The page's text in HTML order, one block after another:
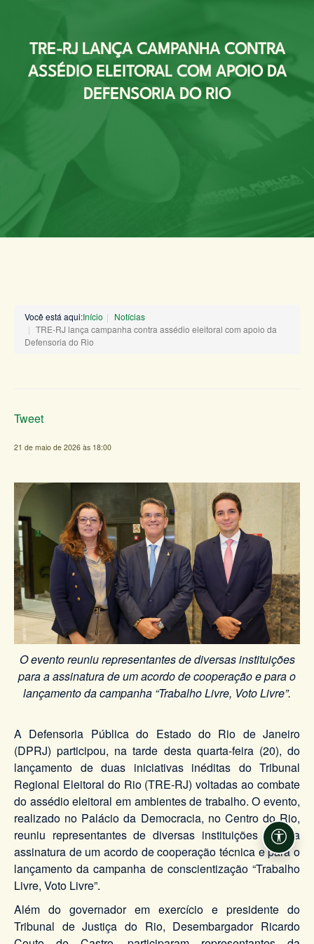
TRE-RJ LANÇA CAMPANHA CONTRA
ASSÉDIO ELEITORAL COM APOIO DA
DEFENSORIA DO RIO
Você está aqui:Início
Notícias
TRE-RJ lança campanha contra assédio eleitoral com apoio da
Defensoria do Rio
Tweet
21 de maio de 2026 às 18:00
O evento reuniu representantes de diversas instituições
para a assinatura de um acordo de cooperação e para o
lançamento da campanha “Trabalho Livre, Voto Livre”.
A Defensoria Pública do Estado do Rio de Janeiro
(DPRJ) participou, na tarde desta quarta-feira (20), do
lançamento de duas iniciativas inéditas do Tribunal
Regional Eleitoral do Rio (TRE-RJ) voltadas ao combate
do assédio eleitoral em ambientes de trabalho. O evento,
realizado no Palácio da Democracia, no Centro do Rio,
reuniu representantes de diversas instituições para a
assinatura de um acordo de cooperação técnica e para o
lançamento da campanha de conscientização “Trabalho
Livre, Voto Livre”.
Além do governador em exercício e presidente do
Tribunal de Justiça do Rio, Desembargador Ricardo